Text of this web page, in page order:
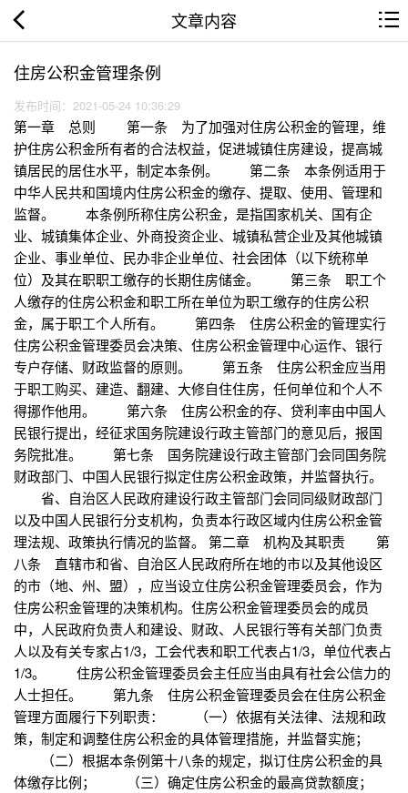
文章内容
住房公积金管理条例
发布时间：2021-05-24 10:36:29
第一章 总则 第一条 为了加强对住房公积金的管理，维
护住房公积金所有者的合法权益，促进城镇住房建设，提高城
镇居民的居住水平，制定本条例。 第二条 本条例适用于
中华人民共和国境内住房公积金的缴存、提取、使用、管理和
监督。 本条例所称住房公积金，是指国家机关、国有企
业、城镇集体企业、外商投资企业、城镇私营企业及其他城镇
企业、事业单位、民办非企业单位、社会团体（以下统称单
位）及其在职职工缴存的长期住房储金。 第三条 职工个
人缴存的住房公积金和职工所在单位为职工缴存的住房公积
金，属于职工个人所有。 第四条 住房公积金的管理实行
住房公积金管理委员会决策、住房公积金管理中心运作、银行
专户存储、财政监督的原则。 第五条 住房公积金应当用
于职工购买、建造、翻建、大修自住住房，任何单位和个人不
得挪作他用。 第六条 住房公积金的存、贷利率由中国人
民银行提出，经征求国务院建设行政主管部门的意见后，报国
务院批准。 第七条 国务院建设行政主管部门会同国务院
财政部门、中国人民银行拟定住房公积金政策，并监督执行。
省、自治区人民政府建设行政主管部门会同同级财政部门
以及中国人民银行分支机构，负责本行政区域内住房公积金管
理法规、政策执行情况的监督。 第二章 机构及其职责 第
八条 直辖市和省、自治区人民政府所在地的市以及其他设区
的市（地、州、盟），应当设立住房公积金管理委员会，作为
住房公积金管理的决策机构。住房公积金管理委员会的成员
中，人民政府负责人和建设、财政、人民银行等有关部门负责
人以及有关专家占1/3，工会代表和职工代表占1/3，单位代表占
1/3。 住房公积金管理委员会主任应当由具有社会公信力的
人士担任。 第九条 住房公积金管理委员会在住房公积金
管理方面履行下列职责： （一）依据有关法律、法规和政
策，制定和调整住房公积金的具体管理措施，并监督实施；
（二）根据本条例第十八条的规定，拟订住房公积金的具
体缴存比例； （三）确定住房公积金的最高贷款额度；